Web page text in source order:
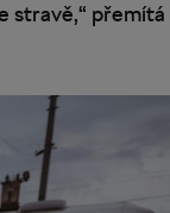
stravě,“ přemítá